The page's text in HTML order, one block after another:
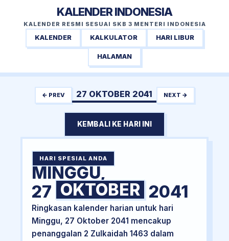
KALENDER INDONESIA
KALENDER RESMI SESUAI SKB 3 MENTERI INDONESIA
KALENDER KALKULATOR HARI LIBUR
HALAMAN
← PREV 27 OKTOBER 2041 NEXT →
KEMBALI KE HARI INI
HARI SPESIAL ANDA
MINGGU,
27 OKTOBER 2041
Ringkasan kalender harian untuk hari
Minggu, 27 Oktober 2041 mencakup
penanggalan 2 Zulkaidah 1463 dalam